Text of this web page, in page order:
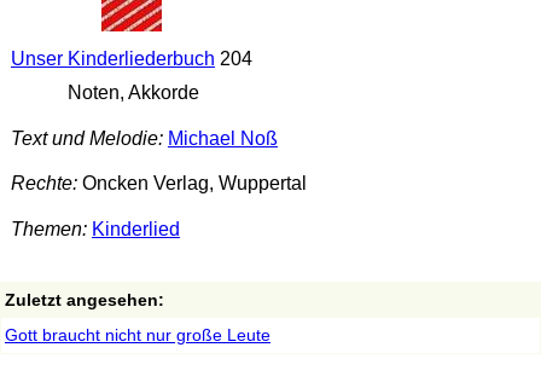
Unser Kinderliederbuch 204
Noten, Akkorde
Text und Melodie: Michael Noß
Rechte:Oncken Verlag, Wuppertal
Themen: Kinderlied
Zuletzt angesehen:
Gott braucht nicht nur große Leute